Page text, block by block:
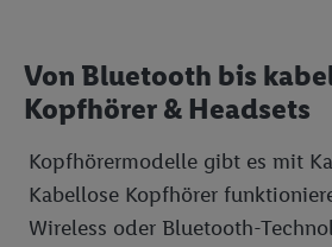
Von Bluetooth bis
Kopfhörer & Headsets
Kopfhörermodelle gibt es mit
Kabellose Kopfhörer
Wireless oder Bluetooth-